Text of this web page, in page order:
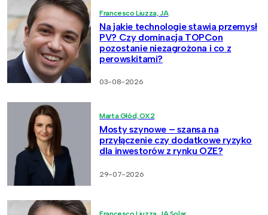
Francesco Liuzza, JA
Na jakie technologie stawia przemysł
PV? Czy dominacja TOPCon
pozostanie niezagrożona i co z
perowskitami?
03-08-2026
Marta Głód, OX2
Mosty szynowe – szansa na
przyłączenie czy dodatkowe ryzyko
dla inwestorów z rynku OZE?
29-07-2026